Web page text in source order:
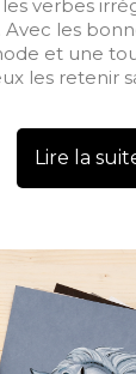
verbes
Avec les
et une
les retenir
Lire la